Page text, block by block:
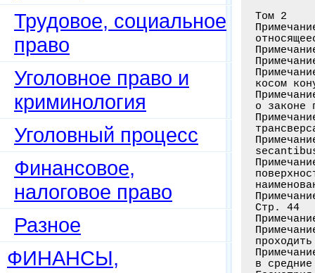
Трудовое, социальное
право
Уголовное право и
криминология
Уголовный процесс
Финансовое,
налоговое право
Разное
ФИНАНСЫ,
Том 2
косом
о законе
Стр. 44
в